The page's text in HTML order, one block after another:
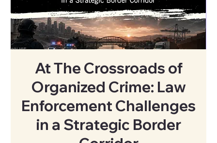
At The Crossroads of
Organized Crime: Law
Enforcement Challenges
in a Strategic Border